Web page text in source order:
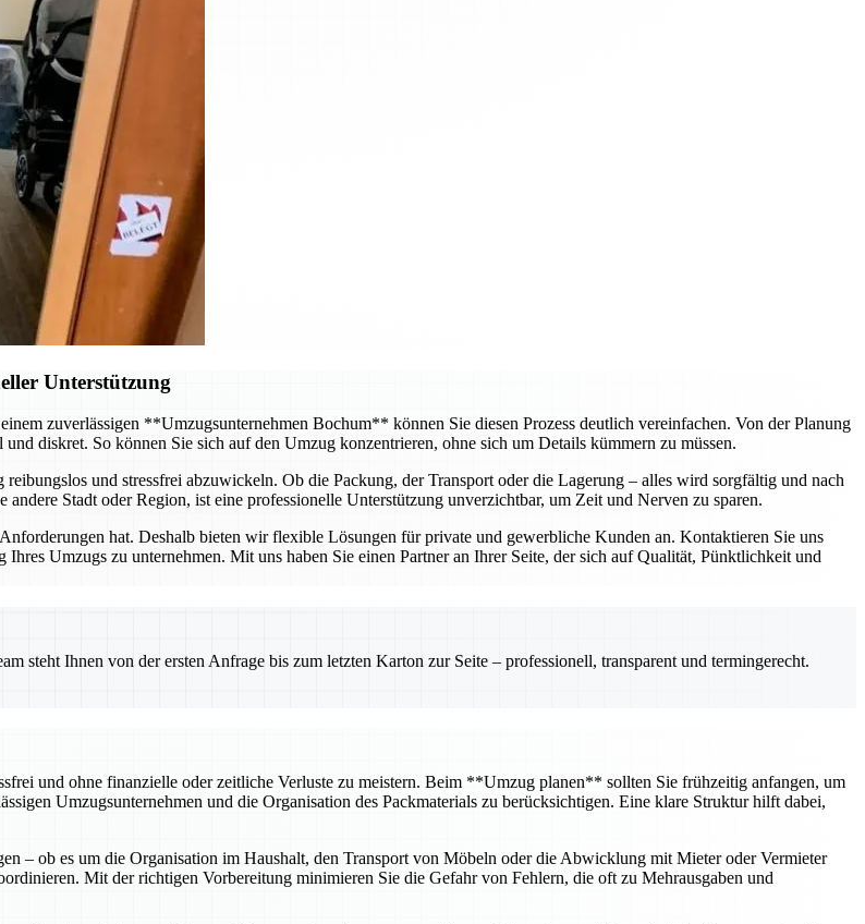
Unterstützung
zuverlässigen **Umzugsunternehmen Bochum** können Sie diesen Prozess deutlich vereinfachen. Von der Planung
diskret. So können Sie sich auf den Umzug konzentrieren, ohne sich um Details kümmern zu müssen.
und stressfrei abzuwickeln. Ob die Packung, der Transport oder die Lagerung – alles wird sorgfältig und nach
Stadt oder Region, ist eine professionelle Unterstützung unverzichtbar, um Zeit und Nerven zu sparen.
hat. Deshalb bieten wir flexible Lösungen für private und gewerbliche Kunden an. Kontaktieren Sie uns
Umzugs zu unternehmen. Mit uns haben Sie einen Partner an Ihrer Seite, der sich auf Qualität, Pünktlichkeit und
steht Ihnen von der ersten Anfrage bis zum letzten Karton zur Seite – professionell, transparent und termingerecht.
und ohne finanzielle oder zeitliche Verluste zu meistern. Beim **Umzug planen** sollten Sie frühzeitig anfangen, um
Umzugsunternehmen und die Organisation des Packmaterials zu berücksichtigen. Eine klare Struktur hilft dabei,
– ob es um die Organisation im Haushalt, den Transport von Möbeln oder die Abwicklung mit Mieter oder Vermieter
Mit der richtigen Vorbereitung minimieren Sie die Gefahr von Fehlern, die oft zu Mehrausgaben und